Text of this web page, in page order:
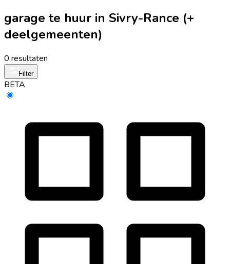
garage te huur in Sivry-Rance (+
deelgemeenten)
0 resultaten
Filter
BETA